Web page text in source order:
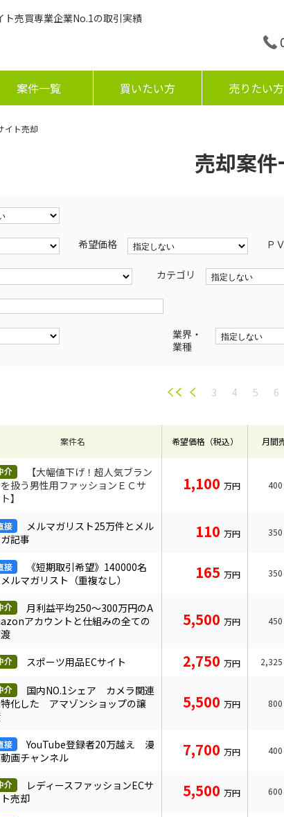
ト売買専業企業No.1の取引実績
案件一覧 買いたい方 売りたい方
イト売却
売却案
希望価格 ＰＶ
カテゴリ
業界・
業種
3 4 5 6
案件名 希望価格（税込） 月間
【大幅値下げ！超人気ブラン
を扱う男性用ファッションＥＣサ
】
1,100 万円 400
メルマガリスト25万件とメル
記事
110 万円 350
《短期取引希望》140000名
ルマガリスト（重複なし）
165 万円 350
月利益平均250～300万円のA
アカウントと仕組みの全ての
5,500 万円 450
スポーツ用品ECサイト 2,750 万円 2,325
国内NO.1シェア カメラ関連
特化した アマゾンショップの譲
5,500 万円 800
YouTube登録者20万越え 漫
画チャンネル
7,700 万円 400
レディースファッションECサ
売却
5,500 万円 600